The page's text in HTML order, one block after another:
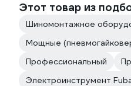
Этот товар из
Шиномонтажное
Мощные
Профессиональный
Электроинструмент